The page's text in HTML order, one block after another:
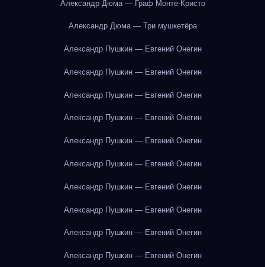
Александр Дюма — Граф Монте-Кристо
Александр Дюма — Три мушкетёра
Александр Пушкин — Евгений Онегин
Александр Пушкин — Евгений Онегин
Александр Пушкин — Евгений Онегин
Александр Пушкин — Евгений Онегин
Александр Пушкин — Евгений Онегин
Александр Пушкин — Евгений Онегин
Александр Пушкин — Евгений Онегин
Александр Пушкин — Евгений Онегин
Александр Пушкин — Евгений Онегин
Александр Пушкин — Евгений Онегин